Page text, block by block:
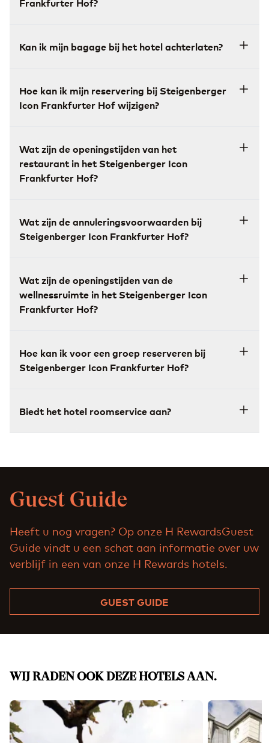
Kan ik mijn bagage bij het hotel achterlaten?
Hoe kan ik mijn reservering bij Steigenberger
Icon Frankfurter Hof wijzigen?
Wat zijn de openingstijden van het
restaurant in het Steigenberger Icon
Frankfurter Hof?
Wat zijn de annuleringsvoorwaarden bij
Steigenberger Icon Frankfurter Hof?
Wat zijn de openingstijden van de
wellnessruimte in het Steigenberger Icon
Frankfurter Hof?
Hoe kan ik voor een groep reserveren bij
Steigenberger Icon Frankfurter Hof?
Biedt het hotel roomservice aan?
Guest Guide
Heeft u nog vragen? Op onze H RewardsGuest
Guide vindt u een schat aan informatie over uw
verblijf in een van onze H Rewards hotels.
GUEST GUIDE
WIJ RADEN OOK DEZE HOTELS AAN.